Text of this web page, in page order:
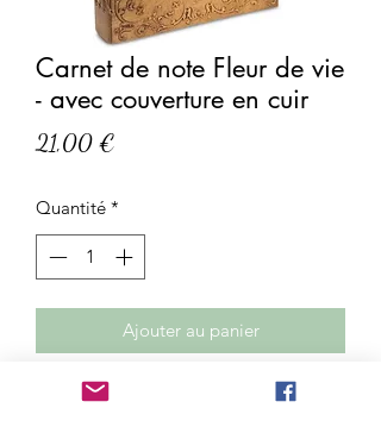
Carnet de note Fleur de vie
- avec couverture en cuir
21,00 €
Quantité *
Ajouter au panier
Carnet de note Fleur de vie - avec